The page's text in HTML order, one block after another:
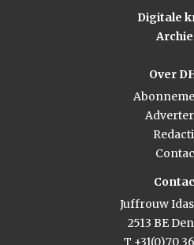
Digitale
Over
Juffrouw
2513 BE
T +31(0)70